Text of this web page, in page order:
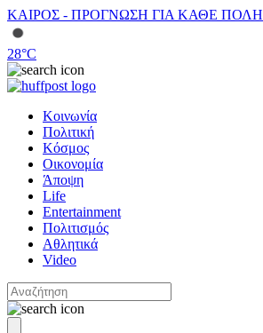
ΚΑΙΡΟΣ - ΠΡΟΓΝΩΣΗ ΓΙΑ ΚΑΘΕ ΠΟΛΗ
28°C
Κοινωνία
Πολιτική
Κόσμος
Οικονομία
Άποψη
Life
Entertainment
Πολιτισμός
Αθλητικά
Video